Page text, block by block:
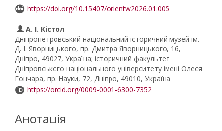
https://doi.org/10.15407/orientw2026.01.005
А. І. Кістол
Дніпропетровський національний історичний музей ім.
Д. І. Яворницького, пр. Дмитра Яворницького, 16,
Дніпро, 49027, Україна; історичний факультет
Дніпровського національного університету імені Олеся
Гончара, пр. Науки, 72, Дніпро, 49010, Україна
https://orcid.org/0009-0001-6300-7352
Анотація